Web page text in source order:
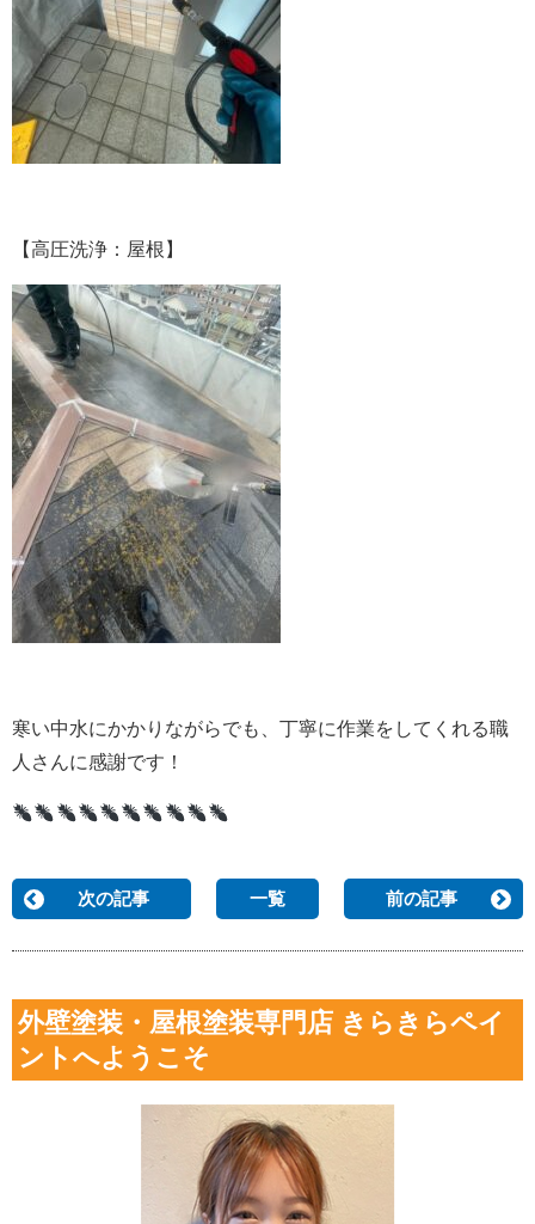
【高圧洗浄：屋根】
寒い中水にかかりながらでも、丁寧に作業をしてくれる職
人さんに感謝です！
次の記事 一覧 前の記事
外壁塗装・屋根塗装専門店 きらきらペイ
ントへようこそ